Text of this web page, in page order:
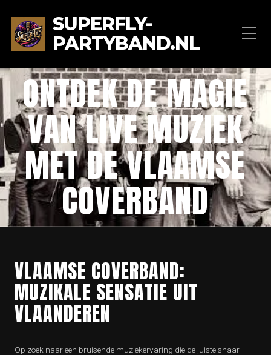
SUPERFLY-
PARTYBAND.NL
ONTDEK DE MAGIE
VAN LIVE MUZIEK
MET DE VLAAMSE
COVERBAND
VLAAMSE COVERBAND:
MUZIKALE SENSATIE UIT
VLAANDEREN
Op zoek naar een bruisende muziekervaring die de juiste snaar